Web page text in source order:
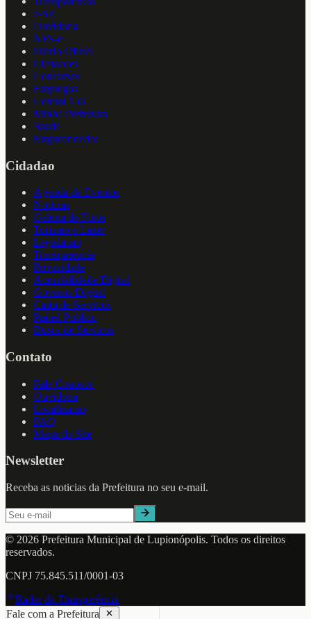
e-SIC
Ouvidoria
NFS-e
Diario Oficial
Licitacoes
Concursos
Empregos
Central 156
Minha Prefeitura
Saude
Empreendedor
Cidadao
Agenda de Eventos
Noticias
Galeria de Fotos
Turismo e Lazer
Legislacao
Transparencia
Privacidade
Acessibilidade Digital
Governo Digital
Carta de Servicos
Painel Publico
Busca de Servicos
Contato
Fale Conosco
Ouvidoria
Localizacao
FAQ
Mapa do Site
Newsletter
Receba as noticias da Prefeitura no seu e-mail.
© 2026 Prefeitura Municipal de Lupionópolis. Todos os direitos
reservados.
CNPJ 75.845.511/0001-03
Radar da Transparência
Fale com a Prefeitura